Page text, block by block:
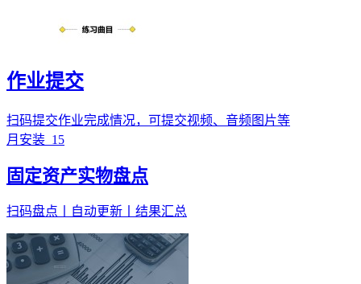
作业提交
扫码提交作业完成情况，可提交视频、音频图片等
月安装 15
固定资产实物盘点
扫码盘点丨自动更新丨结果汇总